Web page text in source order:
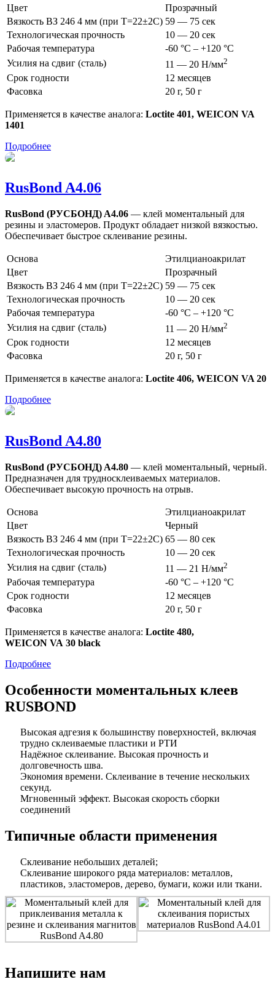
Цвет
Прозрачный
Вязкость ВЗ 246 4 мм (при Т=22±2C) 59 — 75 сек
Технологическая прочность
10 — 20 сек
Рабочая температура
-60 °С – +120 °С
Усилия на сдвиг (сталь)
11 — 20 Н/мм2
Срок годности
12 месяцев
Фасовка
20 г, 50 г
Применяется в качестве аналога: Loctite 401, WEICON VA
1401
Подробнее
RusBond A4.06
RusBond (РУСБОНД) A4.06 — клей моментальный для
резины и эластомеров. Продукт обладает низкой вязкостью.
Обеспечивает быстрое склеивание резины.
Основа
Этилцианоакрилат
Цвет
Прозрачный
Вязкость ВЗ 246 4 мм (при Т=22±2C) 59 — 75 сек
Технологическая прочность
10 — 20 сек
Рабочая температура
-60 °С – +120 °С
Усилия на сдвиг (сталь)
11 — 20 Н/мм2
Срок годности
12 месяцев
Фасовка
20 г, 50 г
Применяется в качестве аналога: Loctite 406, WEICON VA 20
Подробнее
RusBond A4.80
RusBond (РУСБОНД) A4.80 — клей моментальный, черный.
Предназначен для трудносклеиваемых материалов.
Обеспечивает высокую прочность на отрыв.
Основа
Этилцианоакрилат
Цвет
Черный
Вязкость ВЗ 246 4 мм (при Т=22±2C) 65 — 80 сек
Технологическая прочность
10 — 20 сек
Усилия на сдвиг (сталь)
11 — 21 Н/мм2
Рабочая температура
-60 °С – +120 °С
Срок годности
12 месяцев
Фасовка
20 г, 50 г
Применяется в качестве аналога: Loctite 480,
WEICON VA 30 black
Подробнее
Особенности моментальных клеев
RUSBOND
Высокая адгезия к большинству поверхностей,​ включая
трудно склеиваемые пластики и РТИ​
Надёжное склеивание​. Высокая прочность и
долговечность шва.​
Экономия времени. Склеивание в течение нескольких
секунд.​
Мгновенный эффект​. Высокая скорость сборки
соединений​
Типичные области применения
Склеивание небольших деталей;
Склеивание широкого ряда материалов: металлов,
пластиков, эластомеров, дерево, бумаги, кожи или ткани.
Напишите нам